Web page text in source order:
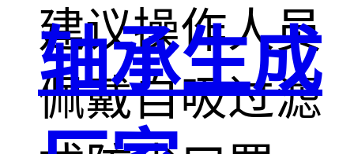
建议操作人员
佩戴自吸过滤
轴承生成